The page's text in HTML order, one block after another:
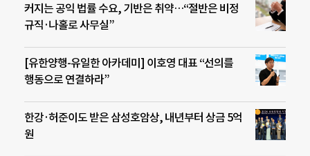
커지는 공익 법률 수요, 기반은 취약…“절반은 비정
규직·나홀로 사무실”
[유한양행-유일한 아카데미] 이호영 대표 “선의를
행동으로 연결하라”
한강·허준이도 받은 삼성호암상, 내년부터 상금 5억
원